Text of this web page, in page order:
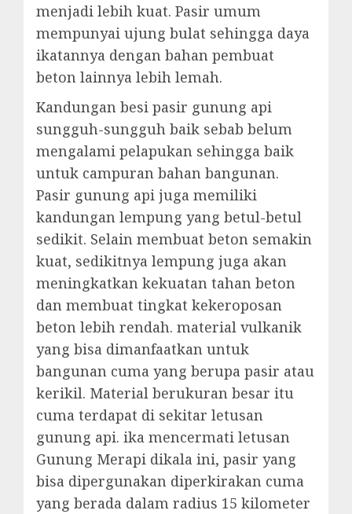
menjadi lebih kuat. Pasir umum
mempunyai ujung bulat sehingga daya
ikatannya dengan bahan pembuat
beton lainnya lebih lemah.
Kandungan besi pasir gunung api
sungguh-sungguh baik sebab belum
mengalami pelapukan sehingga baik
untuk campuran bahan bangunan.
Pasir gunung api juga memiliki
kandungan lempung yang betul-betul
sedikit. Selain membuat beton semakin
kuat, sedikitnya lempung juga akan
meningkatkan kekuatan tahan beton
dan membuat tingkat kekeroposan
beton lebih rendah. material vulkanik
yang bisa dimanfaatkan untuk
bangunan cuma yang berupa pasir atau
kerikil. Material berukuran besar itu
cuma terdapat di sekitar letusan
gunung api. ika mencermati letusan
Gunung Merapi dikala ini, pasir yang
bisa dipergunakan diperkirakan cuma
yang berada dalam radius 15 kilometer